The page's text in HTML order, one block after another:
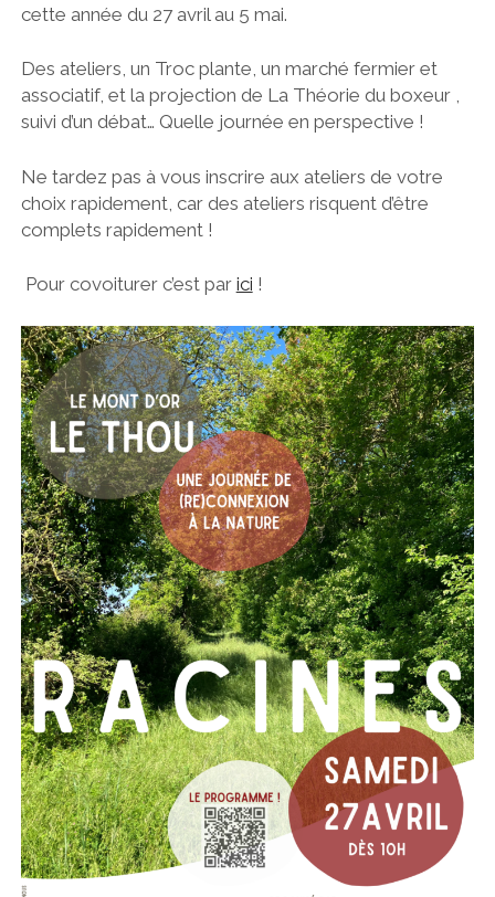
cette année du 27 avril au 5 mai.
Des ateliers, un Troc plante, un marché fermier et
associatif, et la projection de La Théorie du boxeur ,
suivi d’un débat… Quelle journée en perspective !
Ne tardez pas à vous inscrire aux ateliers de votre
choix rapidement, car des ateliers risquent d’être
complets rapidement !
Pour covoiturer c’est par ici !